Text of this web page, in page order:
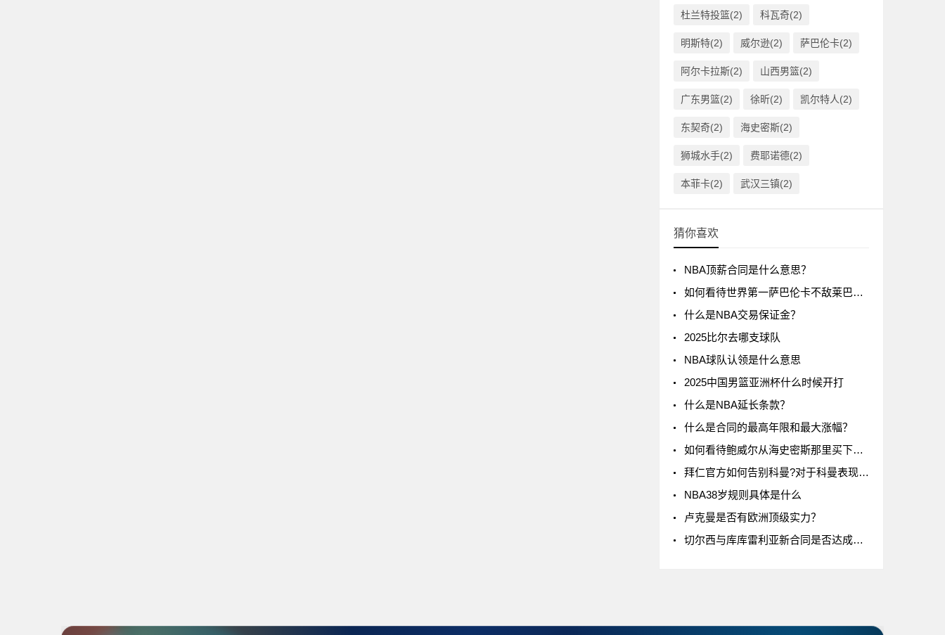
杜兰特投篮(2) 科瓦奇(2)
明斯特(2) 威尔逊(2) 萨巴伦卡(2)
阿尔卡拉斯(2) 山西男篮(2)
广东男篮(2) 徐昕(2) 凯尔特人(2)
东契奇(2) 海史密斯(2)
狮城水手(2) 费耶诺德(2)
本菲卡(2) 武汉三镇(2)
猜你喜欢
NBA顶薪合同是什么意思？
如何看待世界第一萨巴伦卡不敌莱巴金娜?
什么是NBA交易保证金？
2025比尔去哪支球队
NBA球队认领是什么意思
2025中国男篮亚洲杯什么时候开打
什么是NBA延长条款？
什么是合同的最高年限和最大涨幅？
如何看待鲍威尔从海史密斯那里买下了24号球衣
拜仁官方如何告别科曼?对于科曼表现如何评价
NBA38岁规则具体是什么
卢克曼是否有欧洲顶级实力？
切尔西与库库雷利亚新合同是否达成一致